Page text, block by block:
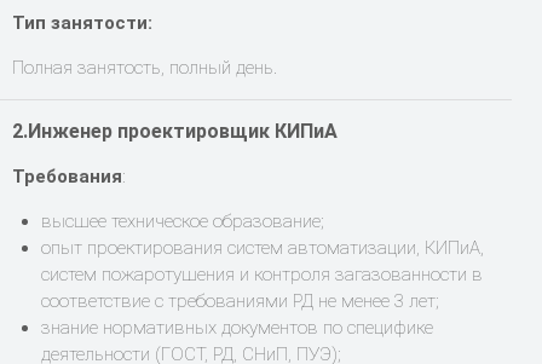
Тип занятости:
Полная занятость, полный день.
2.Инженер проектировщик КИПиА
Требования:
высшее техническое образование;
опыт проектирования систем автоматизации, КИПиА,
систем пожаротушения и контроля загазованности в
соответствие с требованиями РД не менее 3 лет;
знание нормативных документов по специфике
деятельности (ГОСТ, РД, СНиП, ПУЭ);